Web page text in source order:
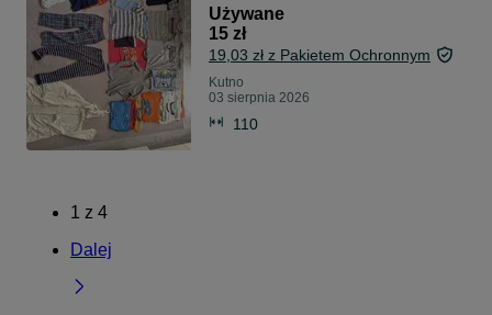
koszula, szlafrok, deszczówka,
koszulka,
Używane
15 zł
19,03 zł z Pakietem Ochronnym
Kutno
03 sierpnia 2026
110
1 z 4
Dalej